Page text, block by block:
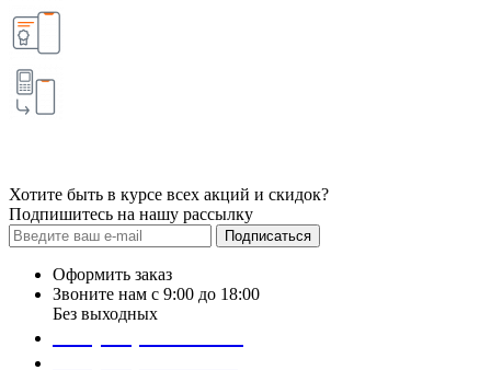
Хотите быть в курсе всех акций и скидок?
Подпишитесь на нашу рассылку
Подписаться
Оформить заказ
Звоните нам с 9:00 до 18:00
Без выходных